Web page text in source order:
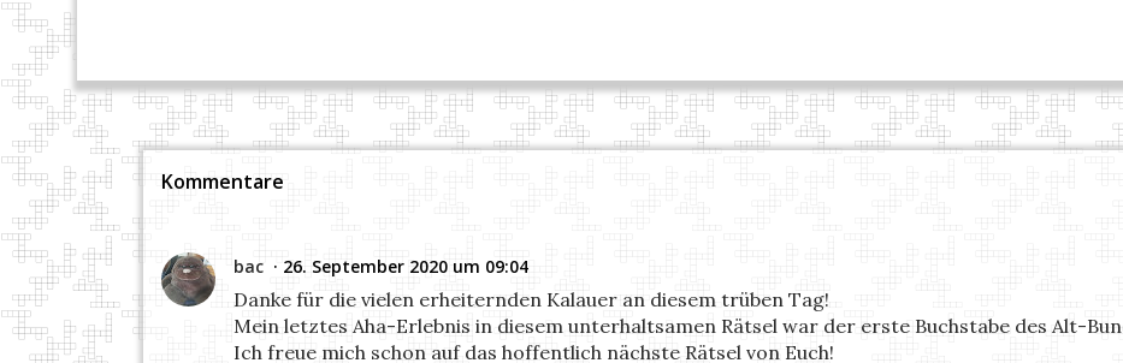
Kommentare
bac 26. September 2020 um 09:04
Danke für die vielen erheiternden Kalauer an diesem trüben Tag!
Mein letztes Aha-Erlebnis in diesem unterhaltsamen Rätsel war der erste Buchstabe des Alt-
Ich freue mich schon auf das hoffentlich nächste Rätsel von Euch!